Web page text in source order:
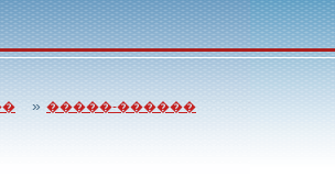
» �����-������